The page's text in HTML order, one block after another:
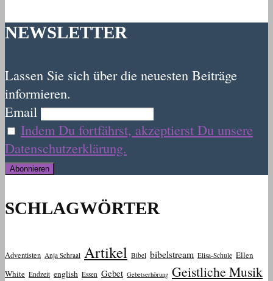
NEWSLETTER
Lassen Sie sich über die neuesten Beiträge
informieren.
Email
Indem Du fortfährst, akzeptierst Du unsere
Datenschutzerklärung.
SCHLAGWÖRTER
Adventisten Anja Schraal Artikel Bibel bibelstream Elisa-Schule Ellen
White Endzeit english Essen Gebet Gebetserhörung Geistliche Musik